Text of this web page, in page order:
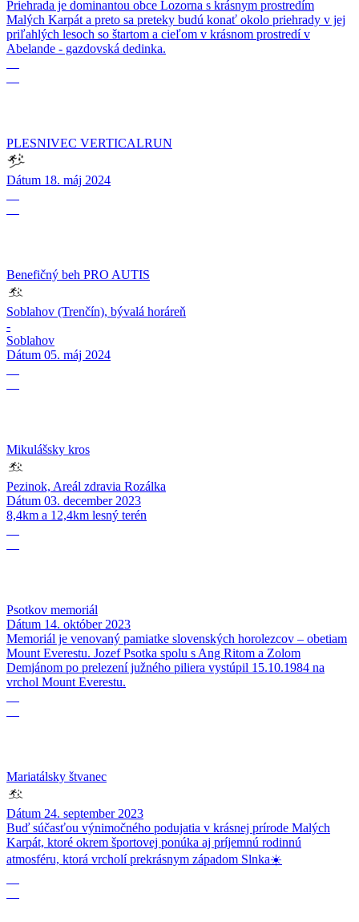
Priehrada je dominantou obce Lozorna s krásnym prostredím
Malých Karpát a preto sa preteky budú konať okolo priehrady v jej
priľahlých lesoch so štartom a cieľom v krásnom prostredí v
Abelande - gazdovská dedinka.
PLESNIVEC VERTICALRUN
Dátum 18. máj 2024
Benefičný beh PRO AUTIS
Soblahov (Trenčín), bývalá horáreň
-
Soblahov
Dátum 05. máj 2024
Mikulášsky kros
Pezinok, Areál zdravia Rozálka
Dátum 03. december 2023
8,4km a 12,4km lesný terén
Psotkov memoriál
Dátum 14. október 2023
Memoriál je venovaný pamiatke slovenských horolezcov – obetiam
Mount Everestu. Jozef Psotka spolu s Ang Ritom a Zolom
Demjánom po prelezení južného piliera vystúpil 15.10.1984 na
vrchol Mount Everestu.
Mariatálsky štvanec
Dátum 24. september 2023
Buď súčasťou výnimočného podujatia v krásnej prírode Malých
Karpát, ktoré okrem športovej ponúka aj príjemnú rodinnú
atmosféru, ktorá vrcholí prekrásnym západom Slnka☀️